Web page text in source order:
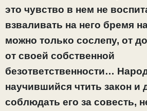
это чувство в нем не
взваливать на него бремя
можно только сослепу, от
от своей собственной
безответственности…
научившийся чтить закон и
соблюдать его за совесть,